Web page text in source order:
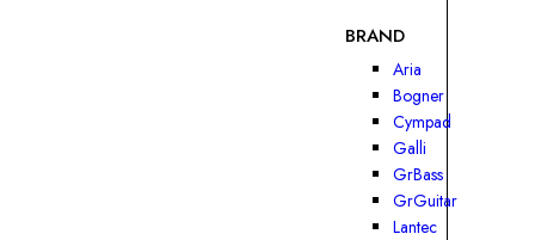
BRAND
Aria
Bogner
Cympad
Galli
GrBass
GrGuitar
Lantec